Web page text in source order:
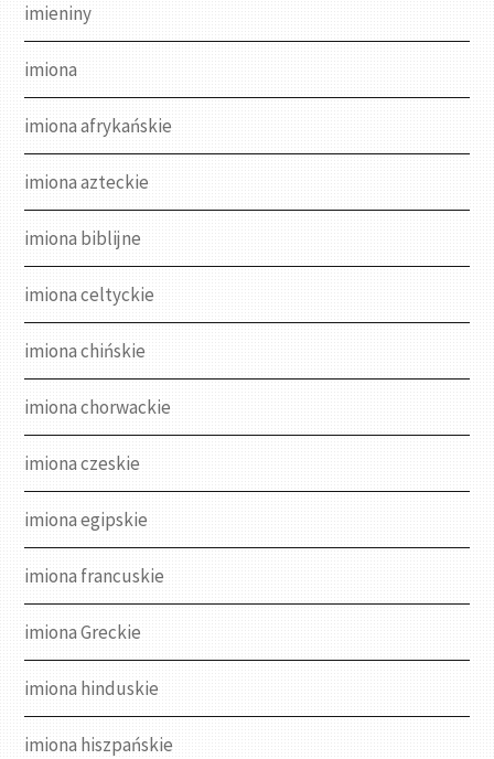
imieniny
imiona
imiona afrykańskie
imiona azteckie
imiona biblijne
imiona celtyckie
imiona chińskie
imiona chorwackie
imiona czeskie
imiona egipskie
imiona francuskie
imiona Greckie
imiona hinduskie
imiona hiszpańskie